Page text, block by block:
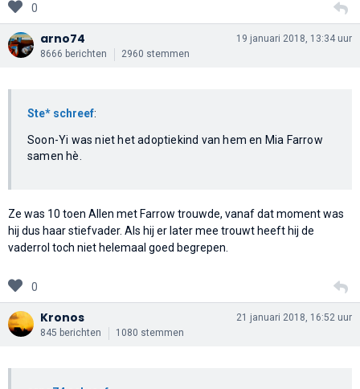
0
arno74
8666 berichten 2960 stemmen
19 januari 2018, 13:34 uur
Ste* schreef:
Soon-Yi was niet het adoptiekind van hem en Mia Farrow
samen hè.
Ze was 10 toen Allen met Farrow trouwde, vanaf dat moment was
hij dus haar stiefvader. Als hij er later mee trouwt heeft hij de
vaderrol toch niet helemaal goed begrepen.
0
Kronos
845 berichten 1080 stemmen
21 januari 2018, 16:52 uur